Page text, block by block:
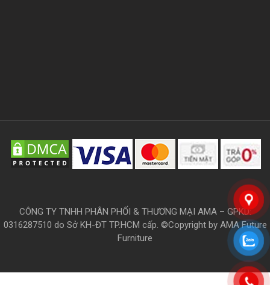
CÔNG TY TNHH PHÂN PHỐI & THƯƠNG MẠI AMA – GPKD:
0316287510 do Sở KH-ĐT TP.HCM cấp. ©Copyright by AMA Future
Furniture